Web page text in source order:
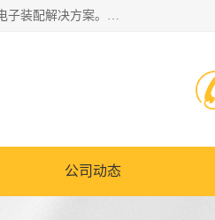
深圳市亿阳电子仪器有限公司坐落于风景秀丽的深圳市光明区，集SMT设备销售务为一体，努力为客户提供电子装配解决方案。与行业**SMT设备厂商：ASM（印刷机，锡膏检查机，贴片机），德国ERSA（爱莎）建立了稳固的代理合作关系，销售的设备一直保持**电子装配行业未来发展方向，能够满足客户各种繁杂产品的生产应用。
公司动态